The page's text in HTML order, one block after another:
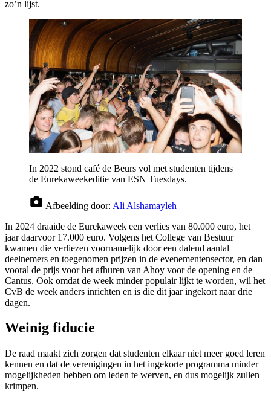
zo’n lijst.
In 2022 stond café de Beurs vol met studenten tijdens
de Eurekaweekeditie van ESN Tuesdays.
Afbeelding door: Ali Alshamayleh
In 2024 draaide de Eurekaweek een verlies van 80.000 euro, het
jaar daarvoor 17.000 euro. Volgens het College van Bestuur
kwamen die verliezen voornamelijk door een dalend aantal
deelnemers en toegenomen prijzen in de evenementensector, en dan
vooral de prijs voor het afhuren van Ahoy voor de opening en de
Cantus. Ook omdat de week minder populair lijkt te worden, wil het
CvB de week anders inrichten en is die dit jaar ingekort naar drie
dagen.
Weinig fiducie
De raad maakt zich zorgen dat studenten elkaar niet meer goed leren
kennen en dat de verenigingen in het ingekorte programma minder
mogelijkheden hebben om leden te werven, en dus mogelijk zullen
krimpen.